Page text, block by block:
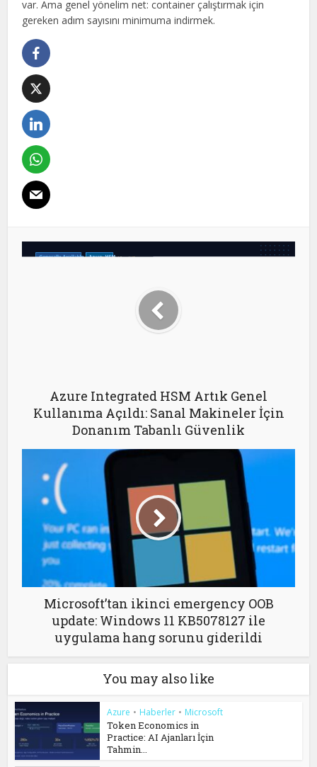
var. Ama genel yönelim net: container çalıştırmak için
gereken adım sayısını minimuma indirmek.
Azure Integrated HSM Artık Genel
Kullanıma Açıldı: Sanal Makineler İçin
Donanım Tabanlı Güvenlik
Microsoft’tan ikinci emergency OOB
update: Windows 11 KB5078127 ile
uygulama hang sorunu giderildi
You may also like
Azure • Haberler • Microsoft
Token Economics in
Practice: AI Ajanları İçin
Tahmin...